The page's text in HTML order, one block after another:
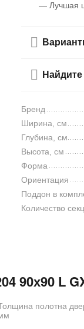
— Лучшая
Бренд
Ширина, см
Глубина, см
Высота, см
Форма
Ориентация
Поддон в
Количество
90х90 L
полотна